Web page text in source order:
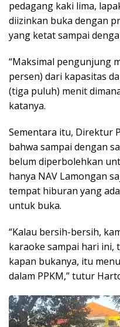
pedagang kaki lima,
diizinkan buka dengan
yang ketat sampai
“Maksimal pengunjung
persen) dari kapasitas
(tiga puluh) menit
katanya.
Sementara itu, Direktur
bahwa sampai dengan
belum diperbolehkan
hanya NAV Lamongan
tempat hiburan yang
untuk buka.
“Kalau bersih-bersih,
karaoke sampai hari ini,
kapan bukanya, itu
dalam PPKM,” tutur